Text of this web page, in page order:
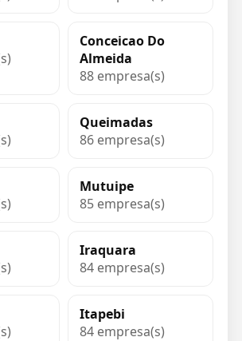
Conceicao Do
Almeida
88 empresa(s)
Queimadas
86 empresa(s)
Mutuipe
85 empresa(s)
Iraquara
84 empresa(s)
Itapebi
84 empresa(s)